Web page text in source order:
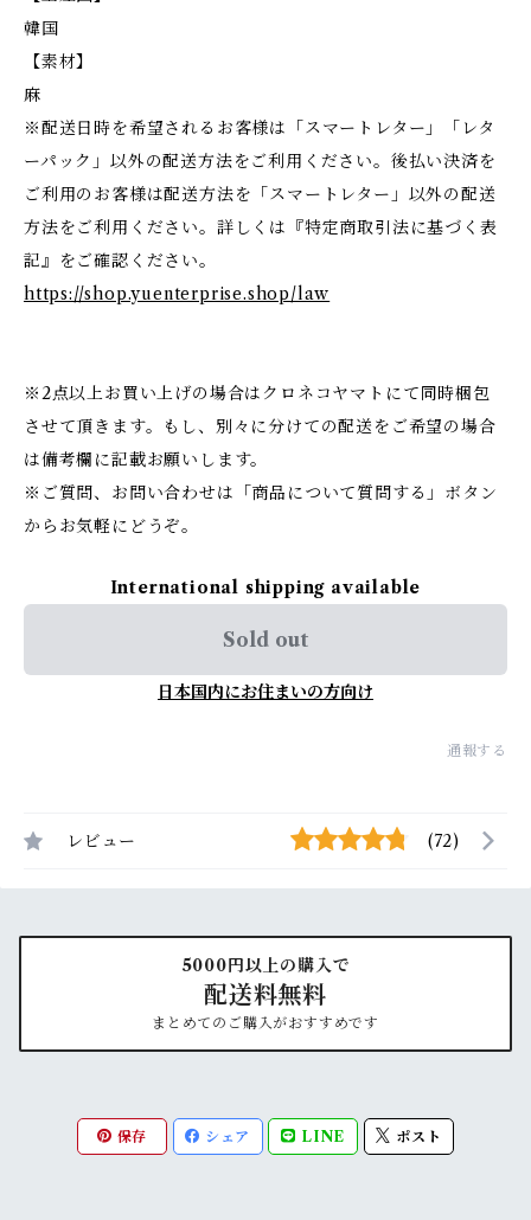
韓国
【素材】
麻
※配送日時を希望されるお客様は「スマートレター」「レタ
ーパック」以外の配送方法をご利用ください。後払い決済を
ご利用のお客様は配送方法を「スマートレター」以外の配送
方法をご利用ください。詳しくは『特定商取引法に基づく表
記』をご確認ください。
https://shop.yuenterprise.shop/law
※2点以上お買い上げの場合はクロネコヤマトにて同時梱包
させて頂きます。もし、別々に分けての配送をご希望の場合
は備考欄に記載お願いします。
※ご質問、お問い合わせは「商品について質問する」ボタン
からお気軽にどうぞ。
International shipping available
Sold out
日本国内にお住まいの方向け
通報する
レビュー (72)
5000円以上の購入で
配送料無料
まとめてのご購入がおすすめです
保存 シェア LINE ポスト